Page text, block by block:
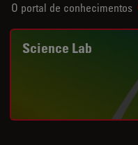
O portal de conhecimentos
Science Lab